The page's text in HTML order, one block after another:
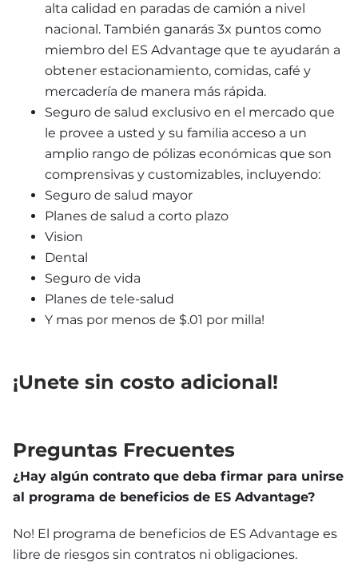
alta calidad en paradas de camión a nivel
nacional. También ganarás 3x puntos como
miembro del ES Advantage que te ayudarán a
obtener estacionamiento, comidas, café y
mercadería de manera más rápida.
Seguro de salud exclusivo en el mercado que
le provee a usted y su familia acceso a un
amplio rango de pólizas económicas que son
comprensivas y customizables, incluyendo:
Seguro de salud mayor
Planes de salud a corto plazo
Vision
Dental
Seguro de vida
Planes de tele-salud
Y mas por menos de $.01 por milla!
¡Unete sin costo adicional!
Preguntas Frecuentes
¿Hay algún contrato que deba firmar para unirse
al programa de beneficios de ES Advantage?
No! El programa de beneficios de ES Advantage es
libre de riesgos sin contratos ni obligaciones.